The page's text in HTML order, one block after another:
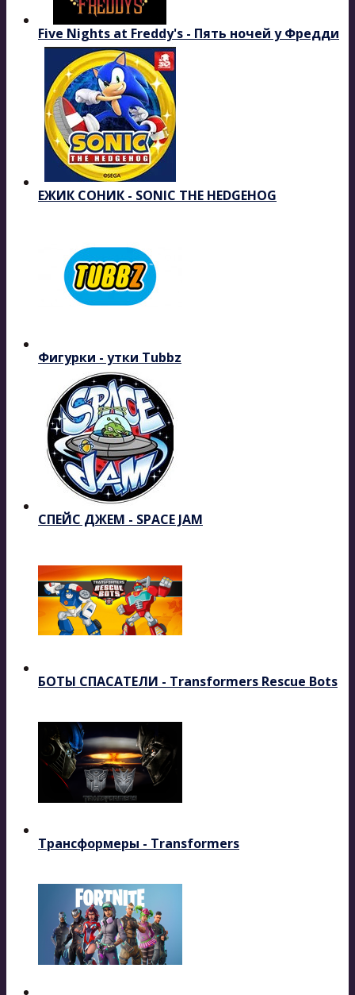
Five Nights at Freddy's - Пять ночей у Фредди
ЕЖИК СОНИК - SONIC THE HEDGEHOG
Фигурки - утки Tubbz
СПЕЙС ДЖЕМ - SPACE JAM
БОТЫ СПАСАТЕЛИ - Transformers Rescue Bots
Трансформеры - Transformers